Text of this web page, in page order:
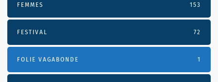
FEMMES 153
FESTIVAL 72
FOLIE VAGABONDE 1